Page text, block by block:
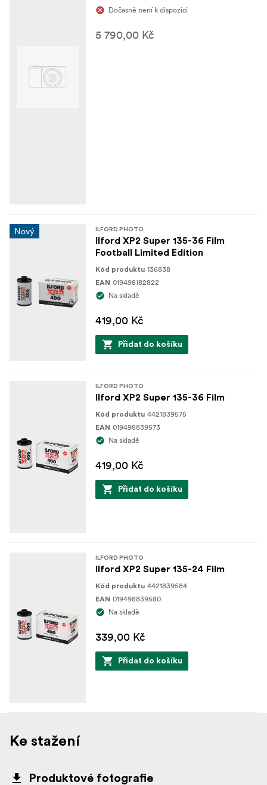
Dočasně není k dispozici
5 790,00 Kč
Nový ILFORD PHOTO
Ilford XP2 Super 135-36 Film
Football Limited Edition
Kód produktu 136838
EAN 019498182822
Na skladě
419,00 Kč
Přidat do košíku
ILFORD PHOTO
Ilford XP2 Super 135-36 Film
Kód produktu 4421839575
EAN 019498839573
Na skladě
419,00 Kč
Přidat do košíku
ILFORD PHOTO
Ilford XP2 Super 135-24 Film
Kód produktu 4421839584
EAN 019498839580
Na skladě
339,00 Kč
Přidat do košíku
Ke stažení
Produktové fotografie